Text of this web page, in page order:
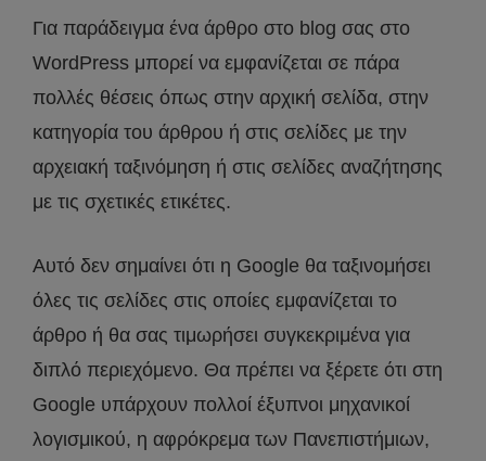
Για παράδειγμα ένα άρθρο στο blog σας στο
WordPress μπορεί να εμφανίζεται σε πάρα
πολλές θέσεις όπως στην αρχική σελίδα, στην
κατηγορία του άρθρου ή στις σελίδες με την
αρχειακή ταξινόμηση ή στις σελίδες αναζήτησης
με τις σχετικές ετικέτες.
Αυτό δεν σημαίνει ότι η Google θα ταξινομήσει
όλες τις σελίδες στις οποίες εμφανίζεται το
άρθρο ή θα σας τιμωρήσει συγκεκριμένα για
διπλό περιεχόμενο. Θα πρέπει να ξέρετε ότι στη
Google υπάρχουν πολλοί έξυπνοι μηχανικοί
λογισμικού, η αφρόκρεμα των Πανεπιστήμιων,